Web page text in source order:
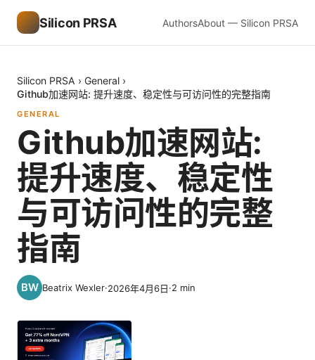
Silicon PRSA AuthorsAbout — Silicon PRSA
Silicon PRSA › General ›
Github加速网站: 提升速度、稳定性与可访问性的完整指南
GENERAL
Github加速网站:
提升速度、稳定性
与可访问性的完整
指南
Beatrix Wexler·2026年4月6日·2 min